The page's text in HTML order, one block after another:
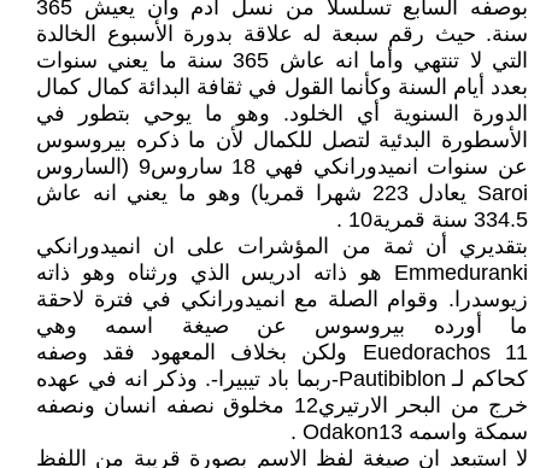
بوصفه السابع تسلسلا من نسل آدم وان يعيش 365
سنة. حيث رقم سبعة له علاقة بدورة الأسبوع الخالدة
التي لا تنتهي وأما انه عاش 365 سنة ما يعني سنوات
بعدد أيام السنة وكأنما القول في ثقافة البدائة كمال كمال
الدورة السنوية أي الخلود. وهو ما يوحي بتطور في
الأسطورة البدئية لتصل للكمال لأن ما ذكره بيروسوس
عن سنوات انميدورانكي فهي 18 ساروس9 (الساروس
Saroi يعادل 223 شهرا قمريا) وهو ما يعني انه عاش
334.5 سنة قمرية10 .
بتقديري أن ثمة من المؤشرات على ان انميدورانكي
Emmeduranki هو ذاته ادريس الذي ورثناه وهو ذاته
زيوسدرا. وقوام الصلة مع انميدورانكي في فترة لاحقة
ما أورده بيروسوس عن صيغة اسمه وهي
Euedorachos 11 ولكن بخلاف المعهود فقد وصفه
كحاكم لـ Pautibiblon-ربما باد تيبيرا-. وذكر انه في عهده
خرج من البحر الارتيري12 مخلوق نصفه انسان ونصفه
سمكة واسمه Odakon13 .
لا استبعد ان صيغة لفظ الاسم بصورة قريبة من اللفظ